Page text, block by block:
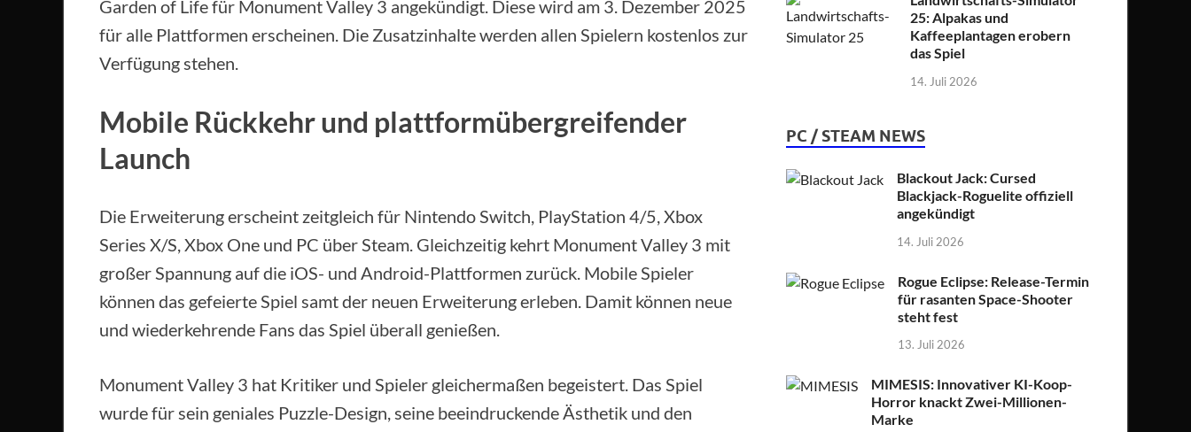
Garden of Life für Monument Valley 3 angekündigt. Diese wird am 3. Dezember 2025
für alle Plattformen erscheinen. Die Zusatzinhalte werden allen Spielern kostenlos zur
Verfügung stehen.
Mobile Rückkehr und plattformübergreifender
Launch
Die Erweiterung erscheint zeitgleich für Nintendo Switch, PlayStation 4/5, Xbox
Series X/S, Xbox One und PC über Steam. Gleichzeitig kehrt Monument Valley 3 mit
großer Spannung auf die iOS- und Android-Plattformen zurück. Mobile Spieler
können das gefeierte Spiel samt der neuen Erweiterung erleben. Damit können neue
und wiederkehrende Fans das Spiel überall genießen.
Monument Valley 3 hat Kritiker und Spieler gleichermaßen begeistert. Das Spiel
wurde für sein geniales Puzzle-Design, seine beeindruckende Ästhetik und den
25: Alpakas und
Kaffeeplantagen erobern
das Spiel
14. Juli 2026
PC / STEAM NEWS
Blackout Jack: Cursed
Blackjack-Roguelite offiziell
angekündigt
14. Juli 2026
Rogue Eclipse: Release-Termin
für rasanten Space-Shooter
steht fest
13. Juli 2026
MIMESIS: Innovativer KI-Koop-
Horror knackt Zwei-Millionen-
Marke